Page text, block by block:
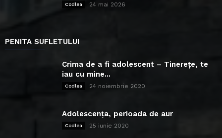
Codlea 24 mai 2026
PENITA SUFLETULUI
Crima de a fi adolescent – Tinerețe, te
iau cu mine...
Codlea 24 noiembrie 2020
Adolescența, perioada de aur
Codlea 25 iunie 2020